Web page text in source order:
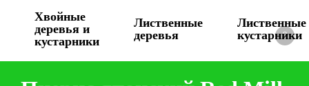
Хвойные
деревья и
кустарники
Лиственные
деревья
Лиственные
кустарники
0